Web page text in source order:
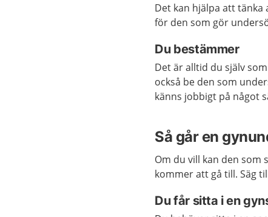
Det kan hjälpa att
för den som gör
Du bestämmer
Det är alltid du själv
också be den som
känns jobbigt på något
Så går en
Om du vill kan den som
kommer att gå till. Säg
Du får sitta i en